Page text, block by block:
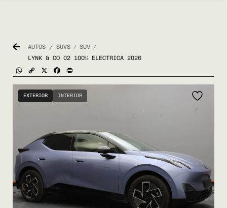
AUTOS / SUVS / SUV /
LYNK & CO 02 100% ELECTRICA 2026
WhatsApp
Copy
Link
Facebook
EXTERIOR INTERIOR